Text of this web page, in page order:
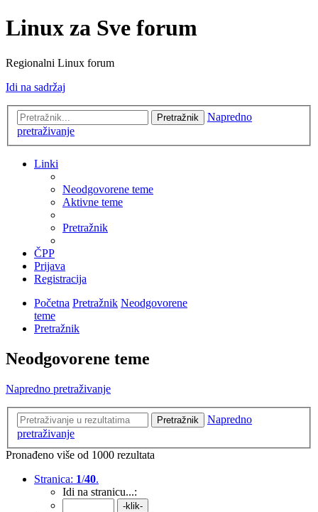
Linux za Sve forum
Regionalni Linux forum
Idi na sadržaj
Pretražnik
Napredno
pretraživanje
Linki
Neodgovorene teme
Aktivne teme
Pretražnik
ČPP
Prijava
Registracija
Početna Pretražnik Neodgovorene
teme
Pretražnik
Neodgovorene teme
Napredno pretraživanje
Pretražnik
Napredno
pretraživanje
Pronađeno više od 1000 rezultata
Stranica: 1/40.
Idi na stranicu...: